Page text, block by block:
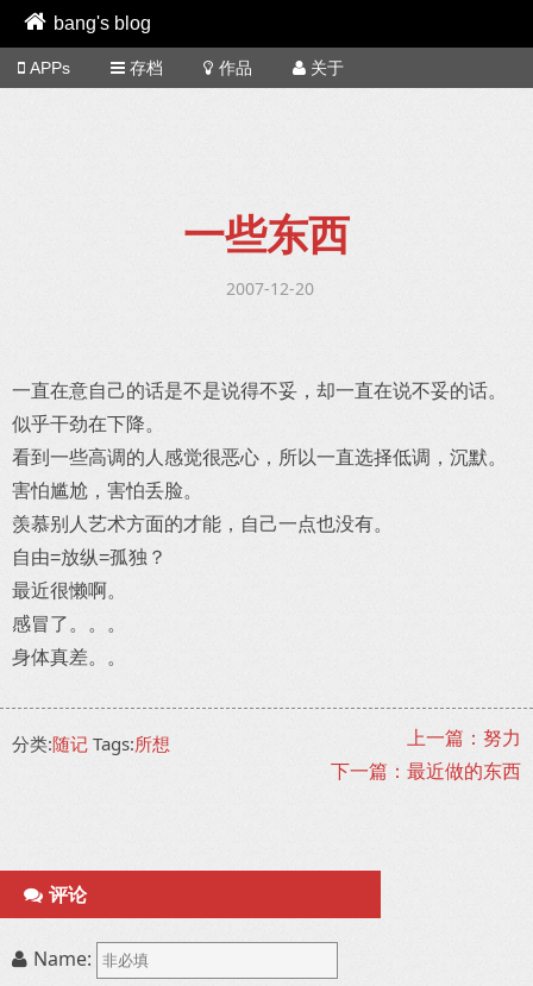
bang's blog
APPs 存档 作品 关于
一些东西
2007-12-20
一直在意自己的话是不是说得不妥，却一直在说不妥的话。
似乎干劲在下降。
看到一些高调的人感觉很恶心，所以一直选择低调，沉默。
害怕尴尬，害怕丢脸。
羡慕别人艺术方面的才能，自己一点也没有。
自由=放纵=孤独？
最近很懒啊。
感冒了。。。
身体真差。。
分类:随记 Tags:所想
上一篇：努力
下一篇：最近做的东西
评论
Name: